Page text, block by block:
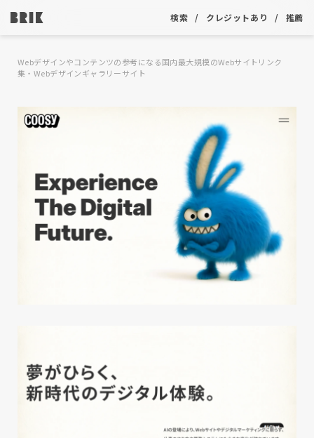
検索 クレジットあり 推薦
Webデザインやコンテンツの参考になる国内最大規模のWebサイトリンク
集・Webデザインギャラリーサイト